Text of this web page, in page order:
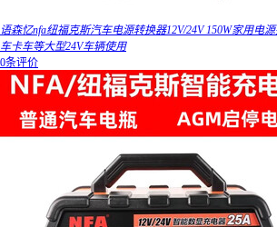
语森忆nfa纽福克斯汽车电源转换器12V/24V 150W家用电
车卡车等大型24V车辆使用
0条评价